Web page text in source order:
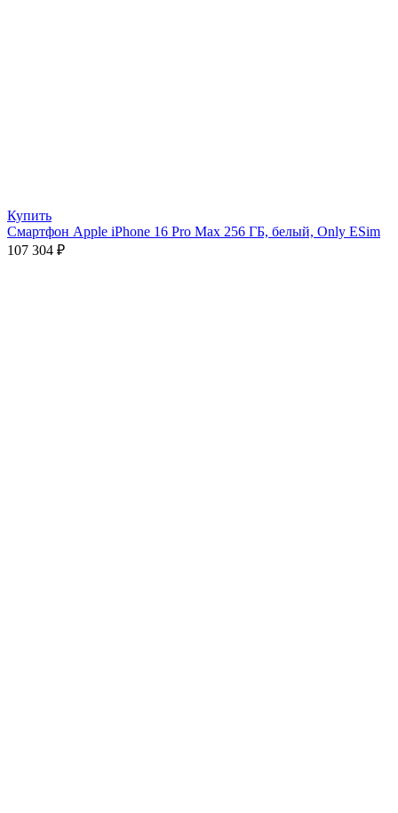
Купить
Смартфон Apple iPhone 16 Pro Max 256 ГБ, белый, Only ESim
107 304 ₽